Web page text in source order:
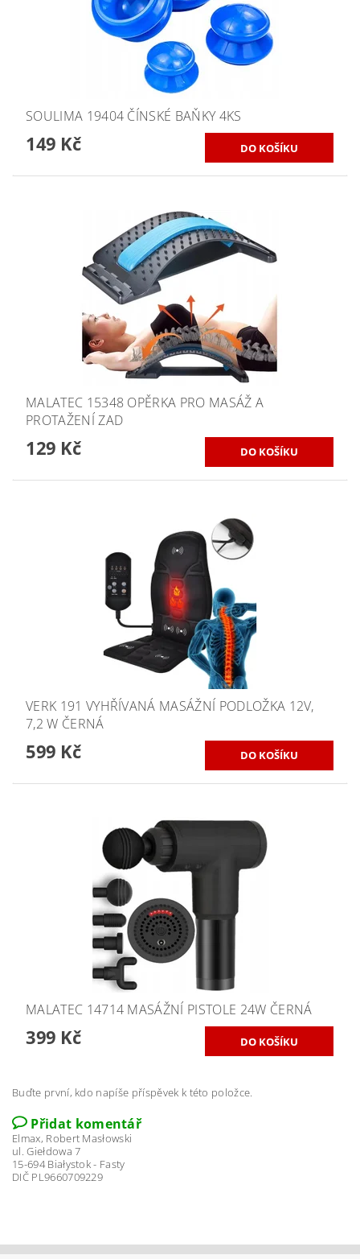
SOULIMA 19404 ČÍNSKÉ BAŇKY 4KS
149 Kč
MALATEC 15348 OPĚRKA PRO MASÁŽ A
PROTAŽENÍ ZAD
129 Kč
VERK 191 VYHŘÍVANÁ MASÁŽNÍ PODLOŽKA 12V,
7,2 W ČERNÁ
599 Kč
MALATEC 14714 MASÁŽNÍ PISTOLE 24W ČERNÁ
399 Kč
Buďte první, kdo napíše příspěvek k této položce.
Přidat komentář
Elmax, Robert Masłowski
ul. Giełdowa 7
15-694 Białystok - Fasty
DIČ PL9660709229